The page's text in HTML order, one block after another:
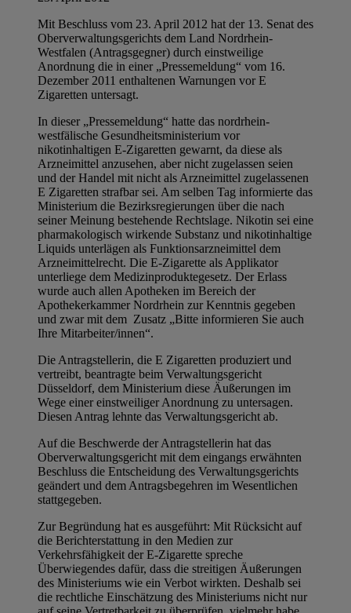
Mit Beschluss vom 23. April 2012 hat der 13. Senat des
Oberverwaltungsgerichts dem Land Nordrhein-
Westfalen (Antragsgegner) durch einstweilige
Anordnung die in einer „Pressemeldung“ vom 16.
Dezember 2011 enthaltenen Warnungen vor E
Zigaretten untersagt.
In dieser „Pressemeldung“ hatte das nordrhein-
westfälische Gesundheitsministerium vor
nikotinhaltigen E-Zigaretten gewarnt, da diese als
Arzneimittel anzusehen, aber nicht zugelassen seien
und der Handel mit nicht als Arzneimittel zugelassenen
E Zigaretten strafbar sei. Am selben Tag informierte das
Ministerium die Bezirksregierungen über die nach
seiner Meinung bestehende Rechtslage. Nikotin sei eine
pharmakologisch wirkende Substanz und nikotinhaltige
Liquids unterlägen als Funktionsarzneimittel dem
Arzneimittelrecht. Die E-Zigarette als Applikator
unterliege dem Medizinproduktegesetz. Der Erlass
wurde auch allen Apotheken im Bereich der
Apothekerkammer Nordrhein zur Kenntnis gegeben
und zwar mit dem Zusatz „Bitte informieren Sie auch
Ihre Mitarbeiter/innen“.
Die Antragstellerin, die E Zigaretten produziert und
vertreibt, beantragte beim Verwaltungsgericht
Düsseldorf, dem Ministerium diese Äußerungen im
Wege einer einstweiliger Anordnung zu untersagen.
Diesen Antrag lehnte das Verwaltungsgericht ab.
Auf die Beschwerde der Antragstellerin hat das
Oberverwaltungsgericht mit dem eingangs erwähnten
Beschluss die Entscheidung des Verwaltungsgerichts
geändert und dem Antragsbegehren im Wesentlichen
stattgegeben.
Zur Begründung hat es ausgeführt: Mit Rücksicht auf
die Berichterstattung in den Medien zur
Verkehrsfähigkeit der E-Zigarette spreche
Überwiegendes dafür, dass die streitigen Äußerungen
des Ministeriums wie ein Verbot wirkten. Deshalb sei
die rechtliche Einschätzung des Ministeriums nicht nur